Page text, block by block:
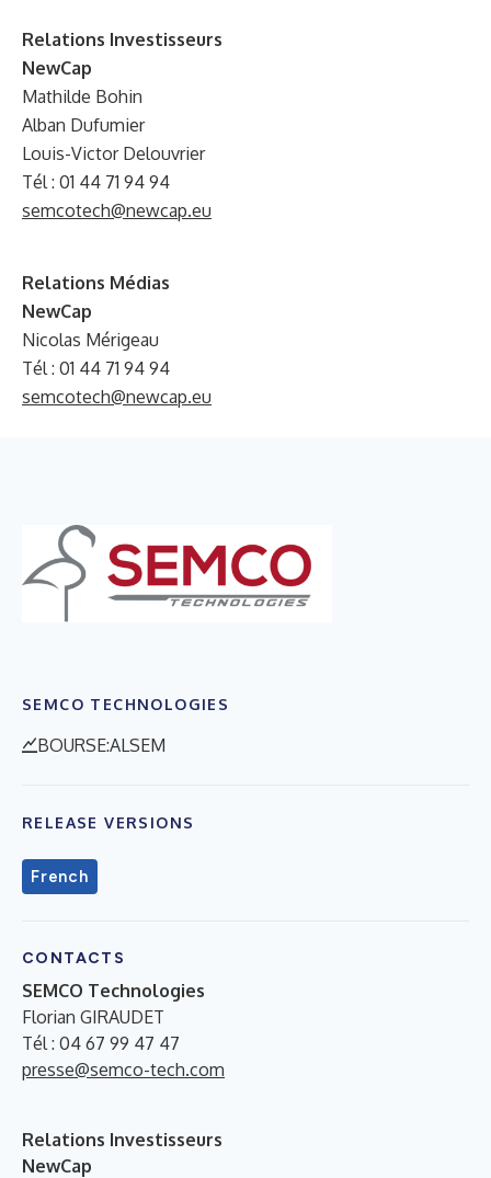
Relations Investisseurs
NewCap
Mathilde Bohin
Alban Dufumier
Louis-Victor Delouvrier
Tél : 01 44 71 94 94
semcotech@newcap.eu
Relations Médias
NewCap
Nicolas Mérigeau
Tél : 01 44 71 94 94
semcotech@newcap.eu
SEMCO TECHNOLOGIES
BOURSE:ALSEM
RELEASE VERSIONS
French
CONTACTS
SEMCO Technologies
Florian GIRAUDET
Tél : 04 67 99 47 47
presse@semco-tech.com
Relations Investisseurs
NewCap